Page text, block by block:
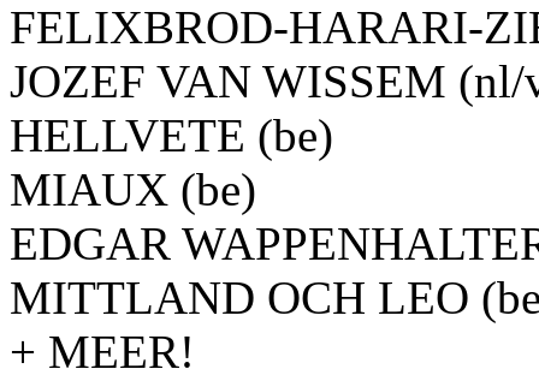
FELIXBROD-HARARI-
JOZEF VAN WISSEM (nl/
HELLVETE (be)
MIAUX (be)
EDGAR
MITTLAND OCH LEO
+ MEER!